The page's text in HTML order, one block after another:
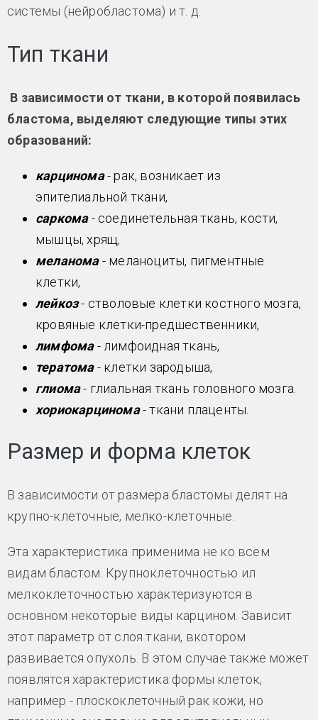
системы (нейробластома) и т. д.
Тип ткани
В зависимости от ткани, в которой появилась
бластома, выделяют следующие типы этих
образований:
карцинома - рак, возникает из
эпителиальной ткани,
саркома - соединетельная ткань, кости,
мышцы, хрящ,
меланома - меланоциты, пигментные
клетки,
лейкоз - стволовые клетки костного мозга,
кровяные клетки-предшественники,
лимфома - лимфоидная ткань,
тератома - клетки зародыша,
глиома - глиальная ткань головного мозга.
хориокарцинома - ткани плаценты.
Размер и форма клеток
В зависимости от размера бластомы делят на
крупно-клеточные, мелко-клеточные.
Эта характеристика применима не ко всем
видам бластом. Крупноклеточностью ил
мелкоклеточностью характеризуются в
основном некоторые виды карцином. Зависит
этот параметр от слоя ткани, вкотором
развивается опухоль. В этом случае также может
появлятся характеристика формы клеток,
например - плоскоклеточный рак кожи, но